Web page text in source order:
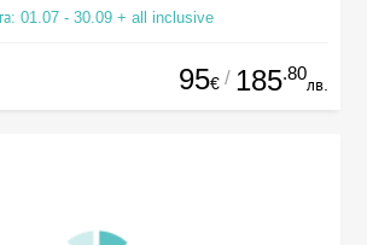
01.07 - 30.09 + all inclusive
95€ / 185.80
лв.